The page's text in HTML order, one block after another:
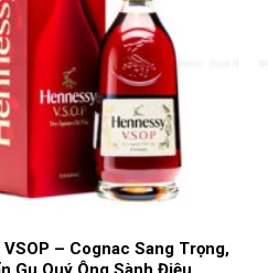
– Cognac Sang Trọng,